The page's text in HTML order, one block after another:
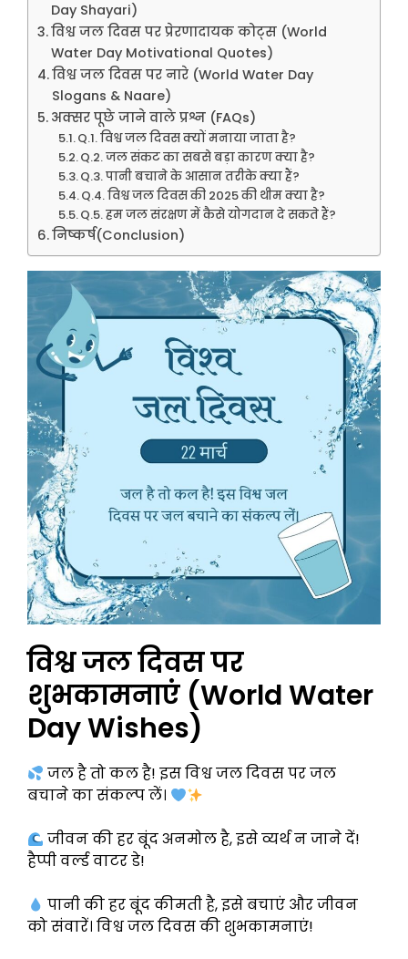
Day Shayari)
विश्व जल दिवस पर प्रेरणादायक कोट्स (World
Water Day Motivational Quotes)
विश्व जल दिवस पर नारे (World Water Day
Slogans & Naare)
अक्सर पूछे जाने वाले प्रश्न (FAQs)
Q.1. विश्व जल दिवस क्यों मनाया जाता है?
Q.2. जल संकट का सबसे बड़ा कारण क्या है?
Q.3. पानी बचाने के आसान तरीके क्या हैं?
Q.4. विश्व जल दिवस की 2025 की थीम क्या है?
Q.5. हम जल संरक्षण में कैसे योगदान दे सकते हैं?
निष्कर्ष(Conclusion)
विश्व जल दिवस पर
शुभकामनाएं (World Water
Day Wishes)
जल है तो कल है! इस विश्व जल दिवस पर जल
बचाने का संकल्प लें।
जीवन की हर बूंद अनमोल है, इसे व्यर्थ न जाने दें!
हैप्पी वर्ल्ड वाटर डे!
पानी की हर बूंद कीमती है, इसे बचाएं और जीवन
को संवारें। विश्व जल दिवस की शुभकामनाएं!